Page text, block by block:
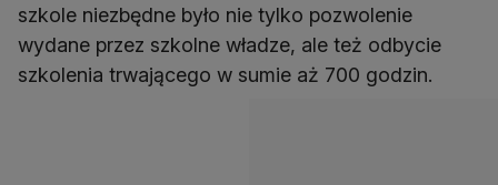
szkole niezbędne było nie tylko pozwolenie
wydane przez szkolne władze, ale też odbycie
szkolenia trwającego w sumie aż 700 godzin.